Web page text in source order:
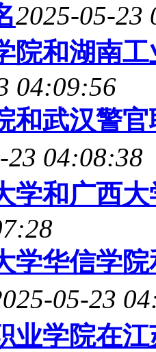
2025-05-23
院和湖南
04:09:56
和武汉警
23 04:08:38
学和广西
学华信学
05-23
业学院在